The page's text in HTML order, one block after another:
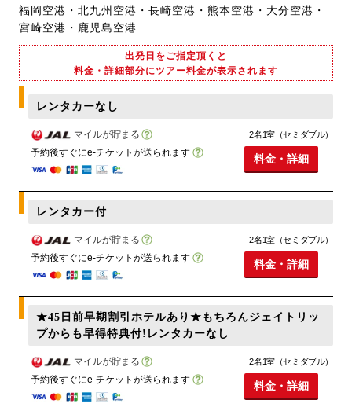
福岡空港・北九州空港・長崎空港・熊本空港・大分空港・
宮崎空港・鹿児島空港
出発日をご指定頂くと
料金・詳細部分にツアー料金が表示されます
レンタカーなし
マイルが貯まる
予約後すぐにe-チケットが送られます
2名1室（セミダブル）
料金・詳細
レンタカー付
マイルが貯まる
予約後すぐにe-チケットが送られます
2名1室（セミダブル）
料金・詳細
★45日前早期割引ホテルあり★もちろんジェイトリッ
プからも早得特典付!レンタカーなし
マイルが貯まる
予約後すぐにe-チケットが送られます
2名1室（セミダブル）
料金・詳細